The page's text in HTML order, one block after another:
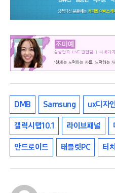
DMB Samsung ux디자인
갤럭시탭10.1 라이브패널
안드로이드 태블릿PC 터